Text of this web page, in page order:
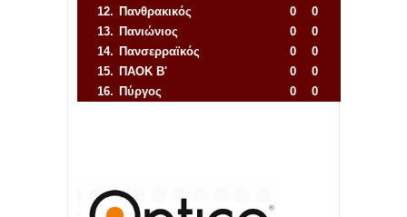
12. Πανθρακικός 0
0
13. Πανιώνιος 0
0
14. Πανσερραϊκός 0
0
15. ΠΑΟΚ Β' 0
0
16. Πύργος 0
0